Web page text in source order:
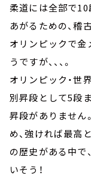
柔道には全部で10
あがるための、稽
オリンピックで金
うですが、、、。
オリンピック・世
別昇段として5段
昇段がありません
め、強ければ最高
の歴史がある中で
いそう！